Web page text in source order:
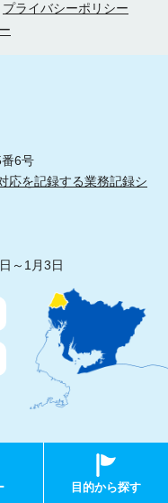
目的から探す
プライバシーポリシー
6号
応を記録する業務記録シ
～1月3日